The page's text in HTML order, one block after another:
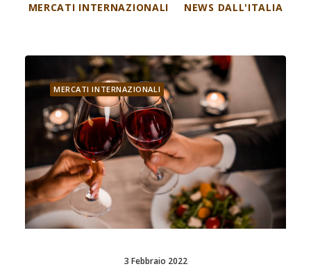
MERCATI INTERNAZIONALI
NEWS DALL'ITALIA
MERCATI INTERNAZIONALI
3 Febbraio 2022